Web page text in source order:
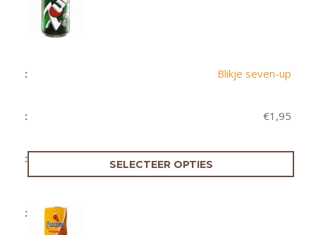
Blikje seven-up
€1,95
SELECTEER OPTIES